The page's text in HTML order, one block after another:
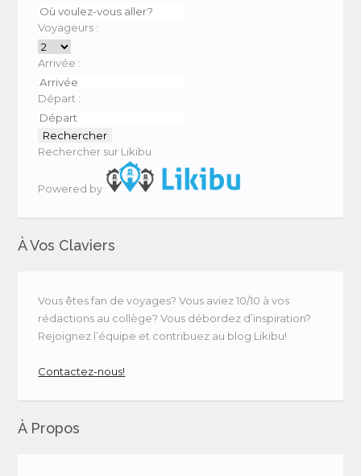
Voyageurs :
Arrivée :
Départ :
Rechercher sur Likibu
Powered by
À Vos Claviers
Vous êtes fan de voyages? Vous aviez 10/10 à vos
rédactions au collège? Vous débordez d’inspiration?
Rejoignez l’équipe et contribuez au blog Likibu!
Contactez-nous!
À Propos